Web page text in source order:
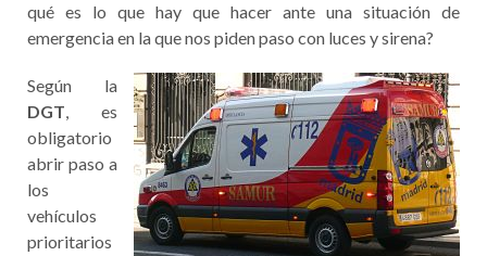
qué es lo que hay que hacer ante una situación de
emergencia en la que nos piden paso con luces y sirena?
Según la
DGT, es
obligatorio
abrir paso a
los
vehículos
prioritarios